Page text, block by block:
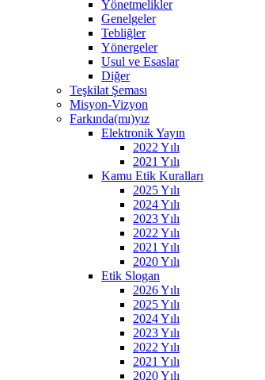
Yönetmelikler
Genelgeler
Tebliğler
Yönergeler
Usul ve Esaslar
Diğer
Teşkilat Şeması
Misyon-Vizyon
Farkında(mı)yız
Elektronik Yayın
2022 Yılı
2021 Yılı
Kamu Etik Kuralları
2025 Yılı
2024 Yılı
2023 Yılı
2022 Yılı
2021 Yılı
2020 Yılı
Etik Slogan
2026 Yılı
2025 Yılı
2024 Yılı
2023 Yılı
2022 Yılı
2021 Yılı
2020 Yılı